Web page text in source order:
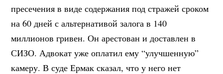
пресечения в виде содержания под стражей сроком
на 60 дней с альтернативой залога в 140
миллионов гривен. Он арестован и доставлен в
СИЗО. Адвокат уже оплатил ему “улучшенную”
камеру. В суде Ермак сказал, что у него нет